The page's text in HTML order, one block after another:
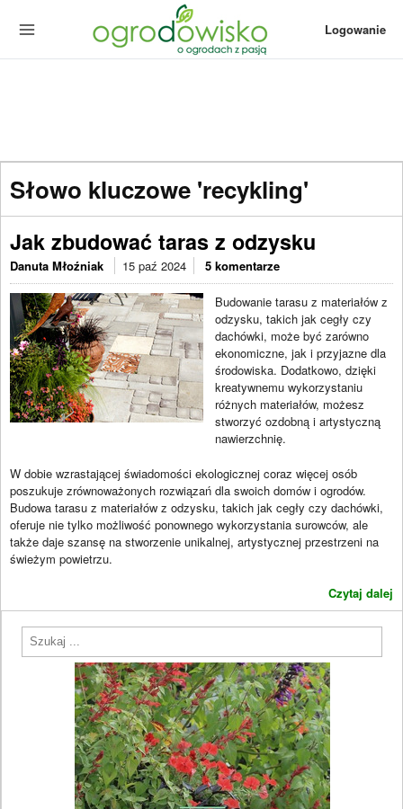
Logowanie
Słowo kluczowe 'recykling'
Jak zbudować taras z odzysku
Danuta Młoźniak 15 paź 2024 5 komentarze
Budowanie tarasu z materiałów z
odzysku, takich jak cegły czy
dachówki, może być zarówno
ekonomiczne, jak i przyjazne dla
środowiska. Dodatkowo, dzięki
kreatywnemu wykorzystaniu
różnych materiałów, możesz
stworzyć ozdobną i artystyczną
nawierzchnię.
W dobie wzrastającej świadomości ekologicznej coraz więcej osób
poszukuje zrównoważonych rozwiązań dla swoich domów i ogrodów.
Budowa tarasu z materiałów z odzysku, takich jak cegły czy dachówki,
oferuje nie tylko możliwość ponownego wykorzystania surowców, ale
także daje szansę na stworzenie unikalnej, artystycznej przestrzeni na
świeżym powietrzu.
Czytaj dalej